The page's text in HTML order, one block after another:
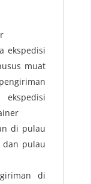
ekspedisi
muat
di pulau
dan pulau
di